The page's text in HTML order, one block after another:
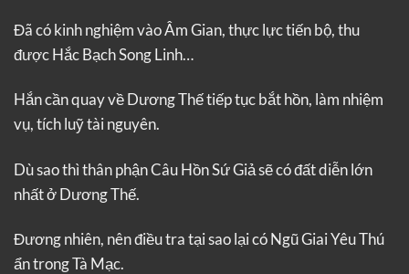
Đã có kinh nghiệm vào Âm Gian, thực lực tiến bộ, thu
được Hắc Bạch Song Linh…
Hắn cần quay về Dương Thế tiếp tục bắt hồn, làm nhiệm
vụ, tích luỹ tài nguyên.
Dù sao thì thân phận Câu Hồn Sứ Giả sẽ có đất diễn lớn
nhất ở Dương Thế.
Đương nhiên, nên điều tra tại sao lại có Ngũ Giai Yêu Thú
ẩn trong Tà Mạc.